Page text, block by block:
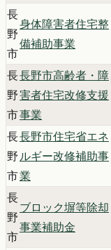
長
野
市
身体障害者住宅整
備補助事業
長
野
市
長野市高齢者・障
害者住宅改修支援
事業
長
野
市
長野市住宅省エネ
ルギー改修補助事
業
長
野
市
ブロック塀等除却
事業補助金